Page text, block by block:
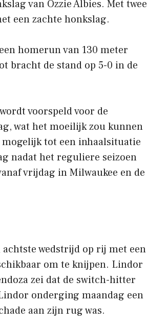
van Ozzie Albies. Met twee
een zachte honkslag.
homerun van 130 meter
bracht de stand op 5-0 in de
voorspeld voor de
wat het moeilijk zou kunnen
tot een inhaalsituatie
nadat het reguliere seizoen
vrijdag in Milwaukee en de
wedstrijd op rij met een
om te knijpen. Lindor
zei dat de switch-hitter
onderging maandag een
aan zijn rug was.